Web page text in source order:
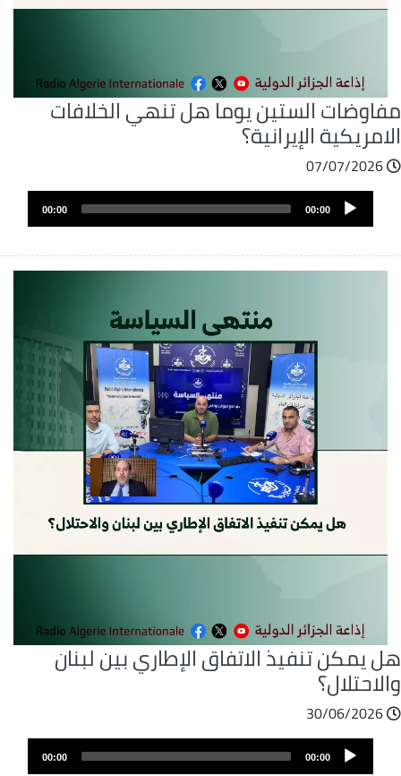
الستين يوما هل تنهي الخلافات
الإيرانية؟
07/07/2026
ملفAudio
Player
00:00
00:00
يمكن تنفيذ الاتفاق الإطاري بين لبنان
30/06/2026
ملفAudio
Player
00:00
00:00